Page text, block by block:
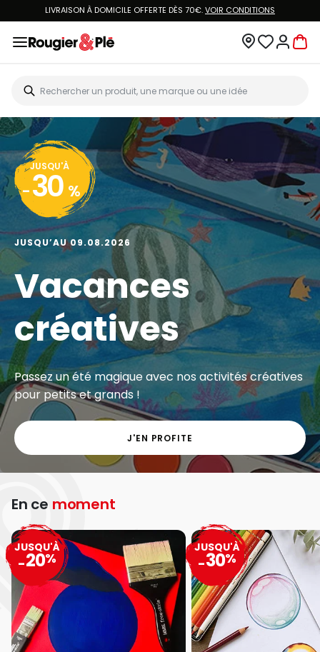
LIVRAISON À DOMICILE OFFERTE DÈS 70€.VOIR CONDITIONS
JUSQU'À
- 30 %
JUSQU’AU 09.08.2026
Vacances
créatives
Passez un été magique avec nos activités créatives
pour petits et grands !
J'EN PROFITE
En ce moment
JUSQU'À
-20%
JUSQU'À
-30%